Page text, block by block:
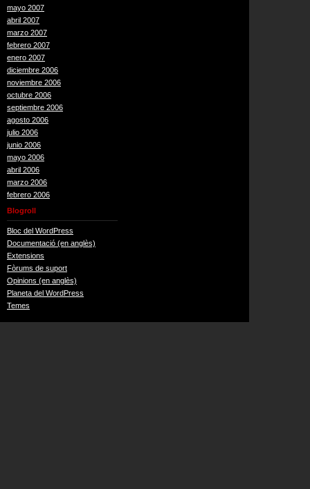
mayo 2007
abril 2007
marzo 2007
febrero 2007
enero 2007
diciembre 2006
noviembre 2006
octubre 2006
septiembre 2006
agosto 2006
julio 2006
junio 2006
mayo 2006
abril 2006
marzo 2006
febrero 2006
Blogroll
Bloc del WordPress
Documentació (en anglès)
Extensions
Fòrums de suport
Opinions (en anglès)
Planeta del WordPress
Temes